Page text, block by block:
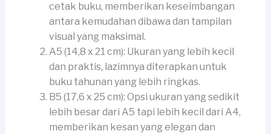
cetak buku, memberikan keseimbangan
antara kemudahan dibawa dan tampilan
visual yang maksimal.
A5 (14,8 x 21 cm): Ukuran yang lebih kecil
dan praktis, lazimnya diterapkan untuk
buku tahunan yang lebih ringkas.
B5 (17,6 x 25 cm): Opsi ukuran yang sedikit
lebih besar dari A5 tapi lebih kecil dari A4,
memberikan kesan yang elegan dan